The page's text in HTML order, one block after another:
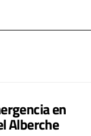
en
Alberche